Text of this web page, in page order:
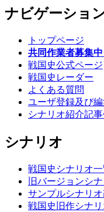
ナビゲーショ
トップページ
共同作業者募集中
戦国史公式ページ
戦国史レーダー
よくある質問
ユーザ登録及び
シナリオ紹介記
シナリオ
戦国史シナリオ一
旧バージョンシ
サンプルシナリ
戦国史旧作シナ